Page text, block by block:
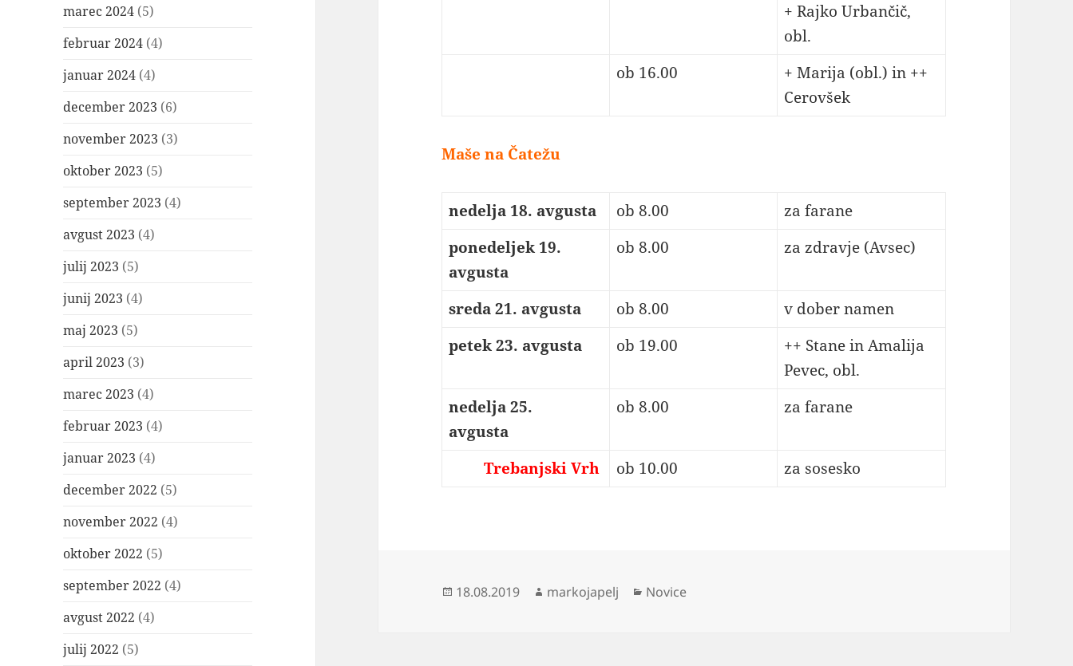
marec 2024 (5)
februar 2024 (4)
januar 2024 (4)
december 2023 (6)
november 2023 (3)
oktober 2023 (5)
september 2023 (4)
avgust 2023 (4)
julij 2023 (5)
junij 2023 (4)
maj 2023 (5)
april 2023 (3)
marec 2023 (4)
februar 2023 (4)
januar 2023 (4)
december 2022 (5)
november 2022 (4)
oktober 2022 (5)
september 2022 (4)
avgust 2022 (4)
julij 2022 (5)
+ Rajko Urbančič,
obl.
ob 16.00
+ Marija (obl.) in ++
Cerovšek
Maše na Čatežu
nedelja 18. avgusta ob 8.00
za farane
ponedeljek 19.
avgusta
ob 8.00 za zdravje (Avsec)
sreda 21. avgusta ob 8.00
v dober namen
petek 23. avgusta
ob 19.00
++ Stane in Amalija
Pevec, obl.
nedelja 25.
avgusta
ob 8.00 za farane
Trebanjski Vrh ob 10.00 za sosesko
Objavljeno
18.08.2019 Avtor
markojapelj Kategorije
Novice